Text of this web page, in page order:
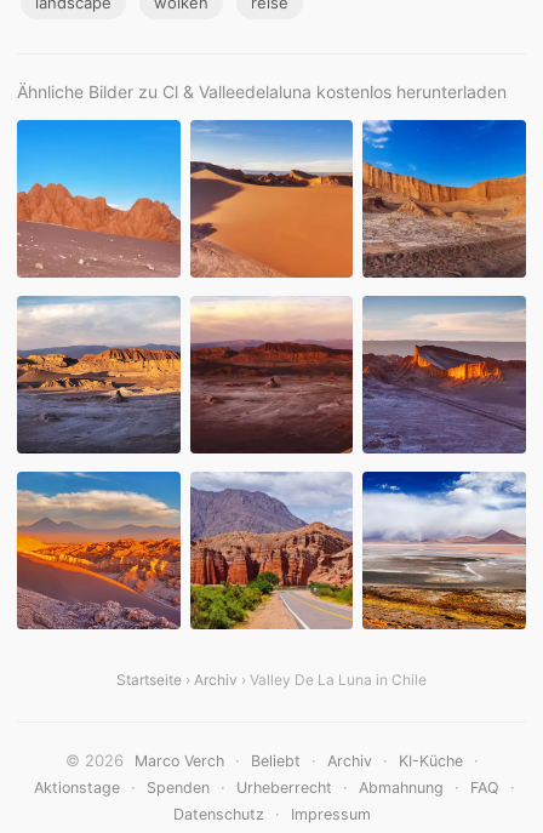
Ähnliche Bilder zu Cl & Valleedelaluna kostenlos herunterladen
Startseite › Archiv › Valley De La Luna in Chile
© 2026 Marco Verch · Beliebt · Archiv · KI-Küche ·
Aktionstage · Spenden · Urheberrecht · Abmahnung · FAQ ·
Datenschutz · Impressum